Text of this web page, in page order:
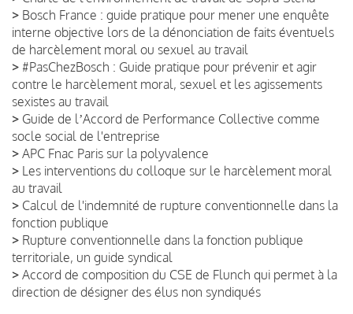
> Bosch France : guide pratique pour mener une enquête
interne objective lors de la dénonciation de faits éventuels
de harcèlement moral ou sexuel au travail
> #PasChezBosch : Guide pratique pour prévenir et agir
contre le harcèlement moral, sexuel et les agissements
sexistes au travail
> Guide de lʼAccord de Performance Collective comme
socle social de l'entreprise
> APC Fnac Paris sur la polyvalence
> Les interventions du colloque sur le harcèlement moral
au travail
> Calcul de l'indemnité de rupture conventionnelle dans la
fonction publique
> Rupture conventionnelle dans la fonction publique
territoriale, un guide syndical
> Accord de composition du CSE de Flunch qui permet à la
direction de désigner des élus non syndiqués